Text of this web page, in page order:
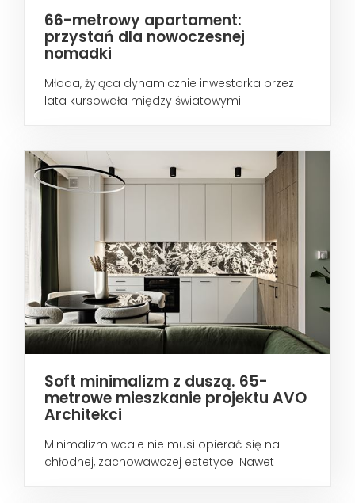
66-metrowy apartament:
przystań dla nowoczesnej
nomadki
Młoda, żyjąca dynamicznie inwestorka przez
lata kursowała między światowymi
Soft minimalizm z duszą. 65-
metrowe mieszkanie projektu AVO
Architekci
Minimalizm wcale nie musi opierać się na
chłodnej, zachowawczej estetyce. Nawet